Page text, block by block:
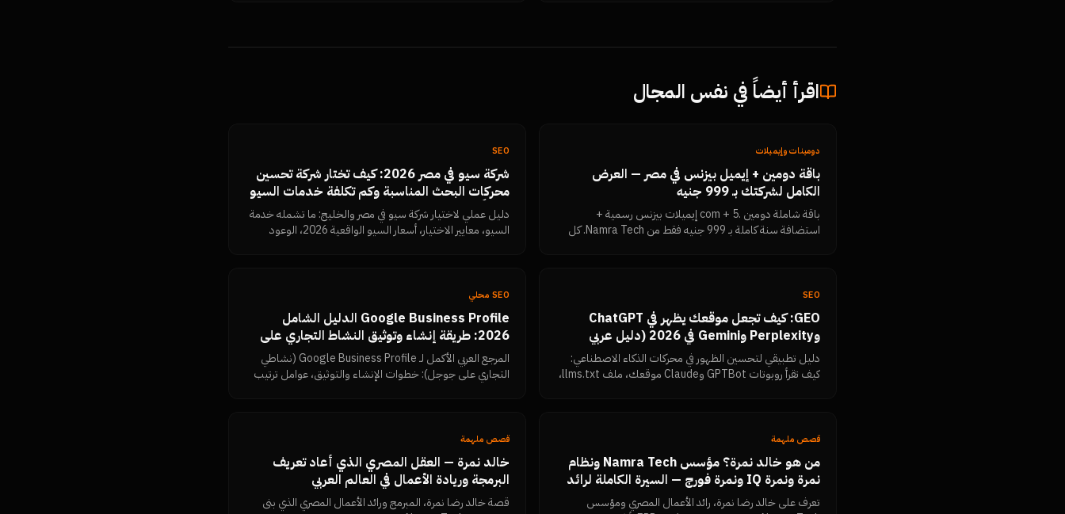
اقرأ أيضاً في نفس المجال
دومينات وإيميلات
باقة دومين + إيميل بيزنس في مصر — العرض
الكامل لشركتك بـ 999 جنيه
باقة شاملة دومين .com + 5 إيميلات بيزنس رسمية +
استضافة سنة كاملة بـ 999 جنيه فقط من Namra Tech. كل
SEO
شركة سيو في مصر 2026: كيف تختار شركة تحسين
محركات البحث المناسبة وكم تكلفة خدمات السيو
فعلياً
دليل عملي لاختيار شركة سيو في مصر والخليج: ما تشمله خدمة
السيو، معايير الاختيار، أسعار السيو الواقعية 2026، الوعود
SEO
GEO: كيف تجعل موقعك يظهر في ChatGPT
وPerplexity وGemini في 2026 (دليل عربي
عملي)
دليل تطبيقي لتحسين الظهور في محركات الذكاء الاصطناعي:
كيف تقرأ روبوتات GPTBot وClaude موقعك، ملف llms.txt،
SEO محلي
Google Business Profile الدليل الشامل
2026: طريقة إنشاء وتوثيق النشاط التجاري على
جوجل والتصدر في خرائط جوجل بتقييمات 5 نجومالمرجع العربي الأكمل لـ Google Business Profile (نشاطي
التجاري على جوجل): خطوات الإنشاء والتوثيق، عوامل ترتيب
قصص ملهمة
من هو خالد نمرة؟ مؤسس Namra Tech ونظام
نمرة ونمرة IQ ونمرة فورج — السيرة الكاملة لرائد
الأعمال المصري
تعرف على خالد رضا نمرة، رائد الأعمال المصري ومؤسس
قصص ملهمة
خالد نمرة — العقل المصري الذي أعاد تعريف
البرمجة وريادة الأعمال في العالم العربي
قصة خالد رضا نمرة، المبرمج ورائد الأعمال المصري الذي بنى